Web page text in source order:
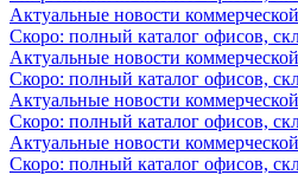
Актуальные новости
Скоро: полный каталог офисов,
Актуальные новости
Скоро: полный каталог офисов,
Актуальные новости
Скоро: полный каталог офисов,
Актуальные новости
Скоро: полный каталог офисов,